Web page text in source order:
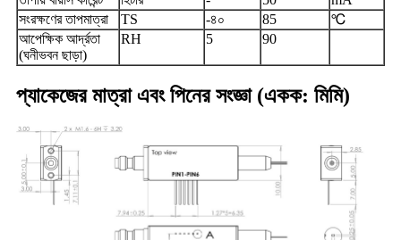
সংরক্ষণের তাপমাত্রা
TS -৪০ 85
℃
আপেক্ষিক আর্দ্রতা
(ঘনীভবন ছাড়া)
RH 5 90
প্যাকেজের মাত্রা এবং পিনের সংজ্ঞা (একক: মিমি)